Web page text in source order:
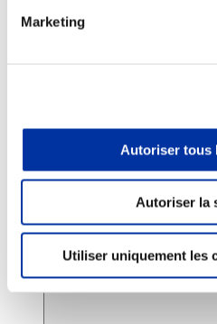
Marketing
Autoriser tous
Autoriser la
Utiliser uniquement les
Sécurité sanitaire
Viandes et santé
Juste rémunération et
Info-veille scientifique